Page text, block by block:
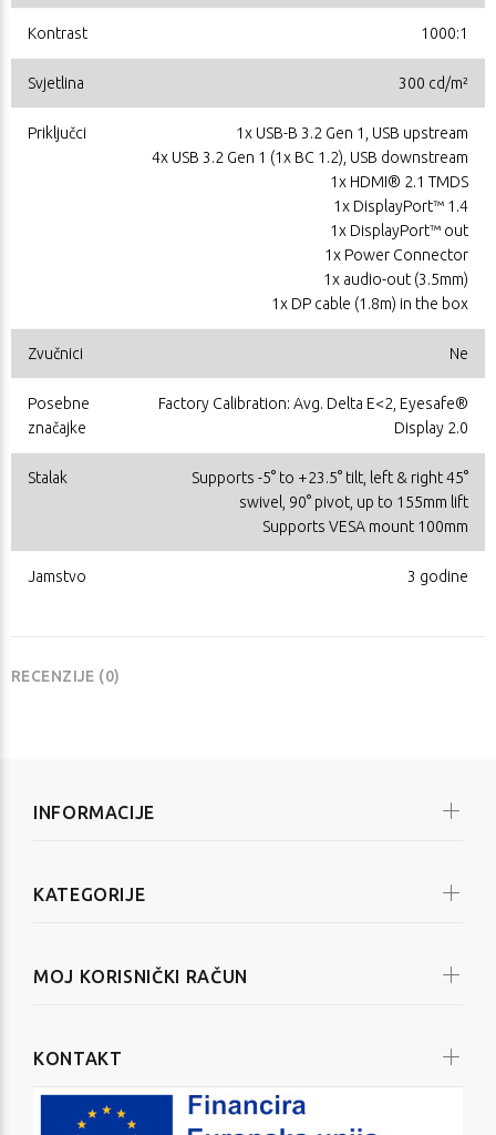
Kontrast 1000:1
Svjetlina 300 cd/m²
Priključci
1x USB-B 3.2 Gen 1, USB upstream
4x USB 3.2 Gen 1 (1x BC 1.2), USB downstream
1x HDMI® 2.1 TMDS
1x DisplayPort™ 1.4
1x DisplayPort™ out
1x Power Connector
1x audio-out (3.5mm)
1x DP cable (1.8m) in the box
Zvučnici Ne
Posebne
značajke
Factory Calibration: Avg. Delta E<2, Eyesafe®
Display 2.0
Stalak
Supports -5° to +23.5° tilt, left & right 45°
swivel, 90° pivot, up to 155mm lift
Supports VESA mount 100mm
Jamstvo 3 godine
RECENZIJE (0)
INFORMACIJE
KATEGORIJE
MOJ KORISNIČKI RAČUN
KONTAKT